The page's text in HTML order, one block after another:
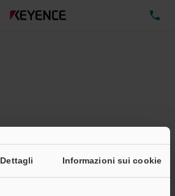
Dettagli Informazioni sui cookie
1Dimensioni file totali:0.71MB